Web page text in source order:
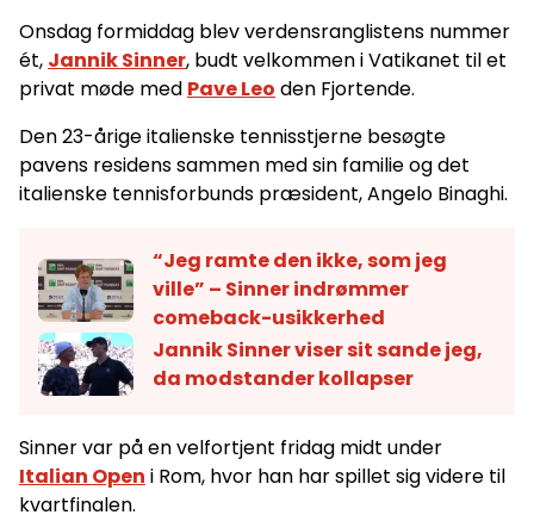
Onsdag formiddag blev verdensranglistens nummer
ét, Jannik Sinner, budt velkommen i Vatikanet til et
privat møde med Pave Leo den Fjortende.
Den 23-årige italienske tennisstjerne besøgte
pavens residens sammen med sin familie og det
italienske tennisforbunds præsident, Angelo Binaghi.
“Jeg ramte den ikke, som jeg
ville” – Sinner indrømmer
comeback-usikkerhed
Jannik Sinner viser sit sande jeg,
da modstander kollapser
Sinner var på en velfortjent fridag midt under
Italian Open i Rom, hvor han har spillet sig videre til
kvartfinalen.